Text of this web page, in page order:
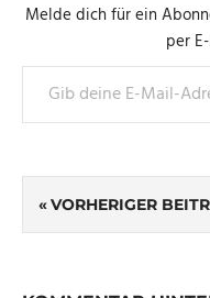
Melde dich für ein
per
Gib deine E-Mail-Adresse ein ...
VORHERIGER